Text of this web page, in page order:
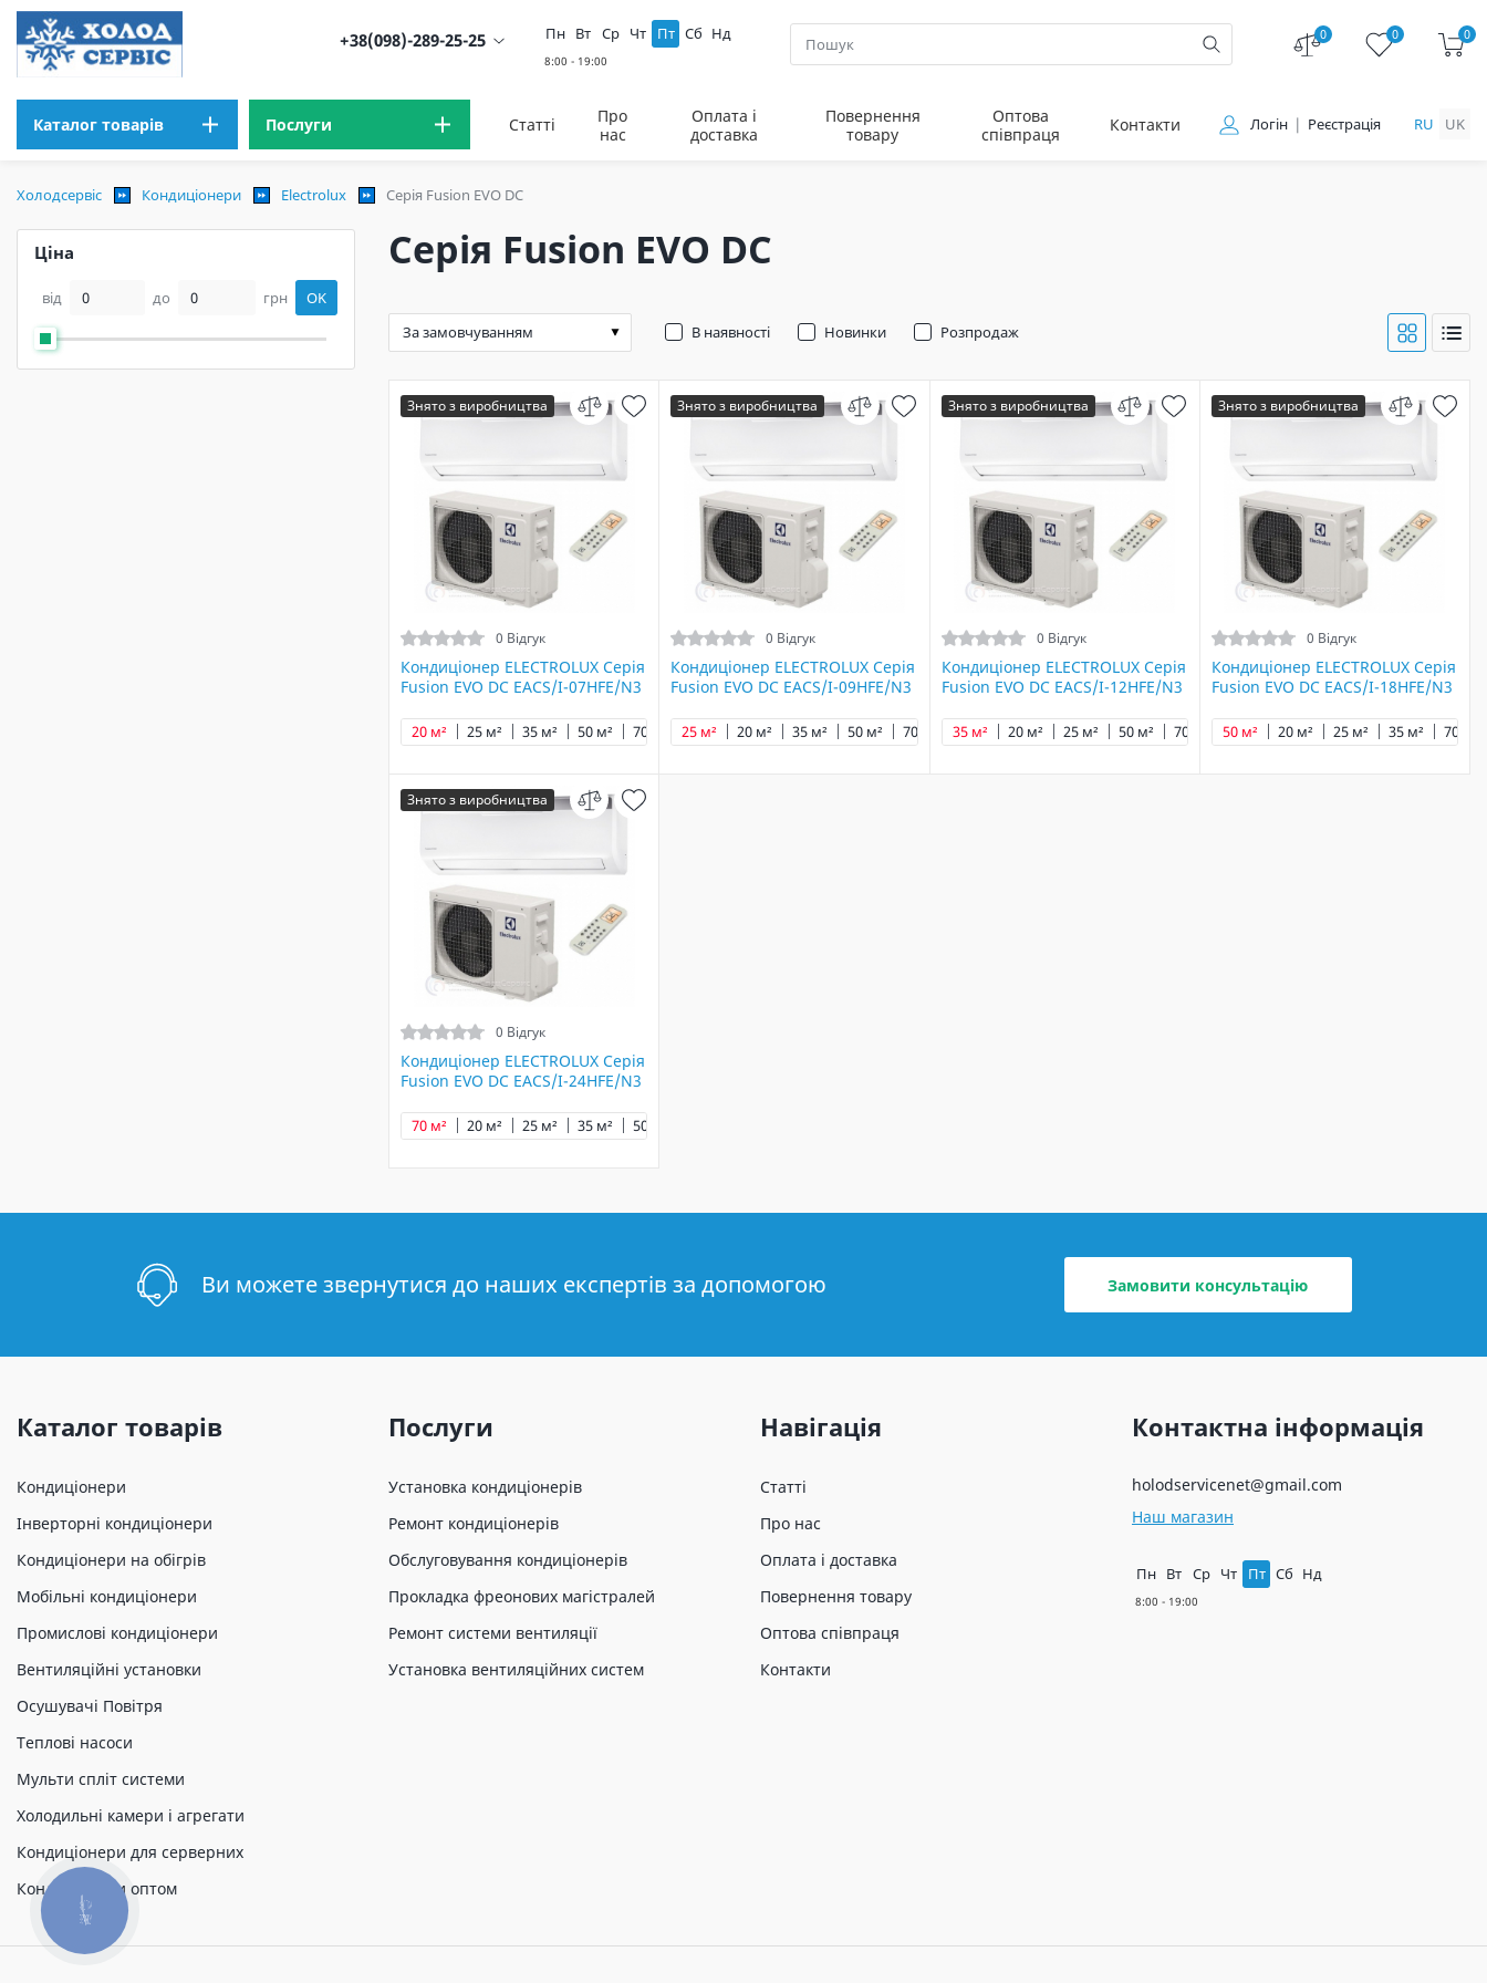
+38(098)-289-25-25 Пн Вт Ср Чт Пт Сб Нд 0 0 0
Каталог товарів Послуги Статті
Про
нас
Оплата і
доставка
Повернення
товару
Оптова
співпраця
Контакти Логін Реєстрація RU UK
Холодсервіс Кондиціонери Electrolux Серія Fusion EVO DC
Ціна
від до грн OK
Серія Fusion EVO DC
В наявності Новинки Розпродаж
Знято з виробництва
0 Відгук
Кондиціонер ELECTROLUX Серія
Fusion EVO DC EACS/I-07HFE/N3
20 м² 25 м² 35 м² 50 м² 70 м²
Знято з виробництва
0 Відгук
Кондиціонер ELECTROLUX Серія
Fusion EVO DC EACS/I-09HFE/N3
20 м²
25 м² 35 м² 50 м² 70 м²
Знято з виробництва
0 Відгук
Кондиціонер ELECTROLUX Серія
Fusion EVO DC EACS/I-12HFE/N3
20 м² 25 м²
35 м² 50 м² 70 м²
Знято з виробництва
0 Відгук
Кондиціонер ELECTROLUX Серія
Fusion EVO DC EACS/I-18HFE/N3
20 м² 25 м² 35 м²
50 м² 70 м²
Знято з виробництва
0 Відгук
Кондиціонер ELECTROLUX Серія
Fusion EVO DC EACS/I-24HFE/N3
20 м² 25 м² 35 м² 50 м²
70 м²
Ви можете звернутися до наших експертів за допомогою Замовити консультацію
Каталог товарів
Кондиціонери
Інверторні кондиціонери
Кондиціонери на обігрів
Мобільні кондиціонери
Промислові кондиціонери
Вентиляційні установки
Осушувачі Повітря
Теплові насоси
Мульти спліт системи
Холодильні камери і агрегати
Кондиціонери для серверних
Кондиціонери оптом
Послуги
Установка кондиціонерів
Ремонт кондиціонерів
Обслуговування кондиціонерів
Прокладка фреонових магістралей
Ремонт системи вентиляції
Установка вентиляційних систем
Навігація
Статті
Про нас
Оплата і доставка
Повернення товару
Оптова співпраця
Контакти
Контактна інформація
holodservicenet@gmail.com
Наш магазин
Пн Вт Ср Чт Пт Сб Нд
КНОПКА
ЗВ'ЯЗКУ